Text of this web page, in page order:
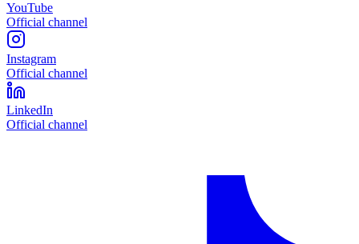
YouTube
Official channel
Instagram
Official channel
LinkedIn
Official channel